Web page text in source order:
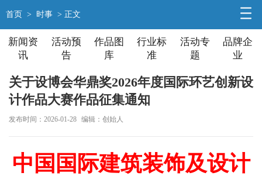
首页 > 时事 > 正文
新闻资
讯
活动预
告
作品图
库
行业标
准
活动专
题
品牌企
业
关于设博会华鼎奖2026年度国际环艺创新设
计作品大赛作品征集通知
发布时间：2026-01-28 编辑：创始人
中国国际建筑装饰及设计